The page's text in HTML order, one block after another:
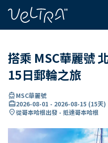
搭乘 MSC華麗號
15日郵輪之旅
directions_boatMSC華麗號
card_travel2026-08-01 - 2026-08-15 (15天)
location_on從哥本哈根出發 - 抵達哥本哈根